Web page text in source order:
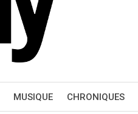
MUSIQUE CHRONIQUES